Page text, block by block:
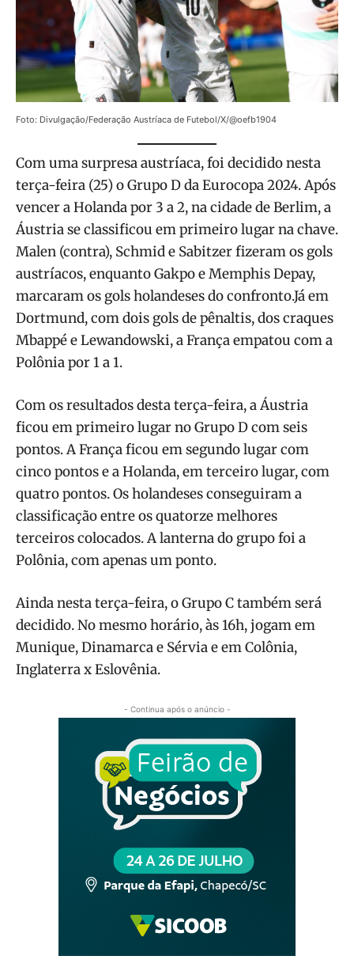
Foto: Divulgação/Federação Austríaca de Futebol/X/@oefb1904
Com uma surpresa austríaca, foi decidido nesta
terça-feira (25) o Grupo D da Eurocopa 2024. Após
vencer a Holanda por 3 a 2, na cidade de Berlim, a
Áustria se classificou em primeiro lugar na chave.
Malen (contra), Schmid e Sabitzer fizeram os gols
austríacos, enquanto Gakpo e Memphis Depay,
marcaram os gols holandeses do confronto.Já em
Dortmund, com dois gols de pênaltis, dos craques
Mbappé e Lewandowski, a França empatou com a
Polônia por 1 a 1.
Com os resultados desta terça-feira, a Áustria
ficou em primeiro lugar no Grupo D com seis
pontos. A França ficou em segundo lugar com
cinco pontos e a Holanda, em terceiro lugar, com
quatro pontos. Os holandeses conseguiram a
classificação entre os quatorze melhores
terceiros colocados. A lanterna do grupo foi a
Polônia, com apenas um ponto.
Ainda nesta terça-feira, o Grupo C também será
decidido. No mesmo horário, às 16h, jogam em
Munique, Dinamarca e Sérvia e em Colônia,
Inglaterra x Eslovênia.
- Continua após o anúncio -